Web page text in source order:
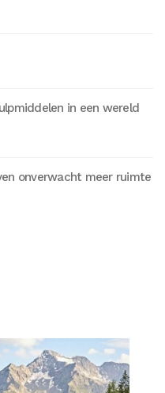
in een wereld
onverwacht meer ruimte